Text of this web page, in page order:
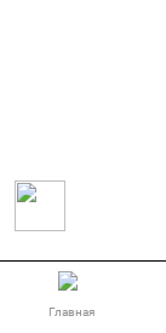
Главная